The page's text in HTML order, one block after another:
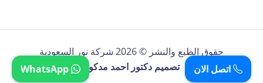
حقوق الطبع والنشر © 2026 شركة نور السعودية
تصميم دكتور احمد مدكور
اتصل الان